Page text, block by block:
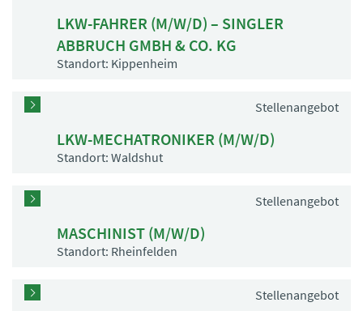
LKW-FAHRER (M/W/D) – SINGLER
ABBRUCH GMBH & CO. KG
Standort: Kippenheim
Stellenangebot
LKW-MECHATRONIKER (M/W/D)
Standort: Waldshut
Stellenangebot
MASCHINIST (M/W/D)
Standort: Rheinfelden
Stellenangebot